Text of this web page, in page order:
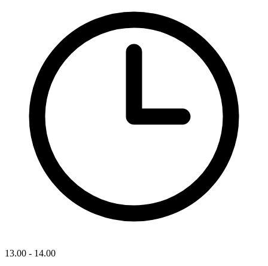
13.00 - 14.00